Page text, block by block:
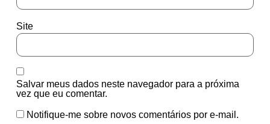
Site
Salvar meus dados neste navegador para a próxima
vez que eu comentar.
Notifique-me sobre novos comentários por e-mail.